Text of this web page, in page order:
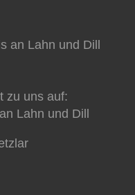
zu uns auf:
Lahn und Dill